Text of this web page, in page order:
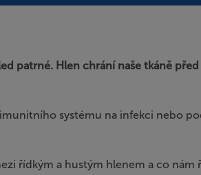
patrné. Hlen chrání naše tkáně
systému na infekci nebo
řídkým a hustým hlenem a co nám